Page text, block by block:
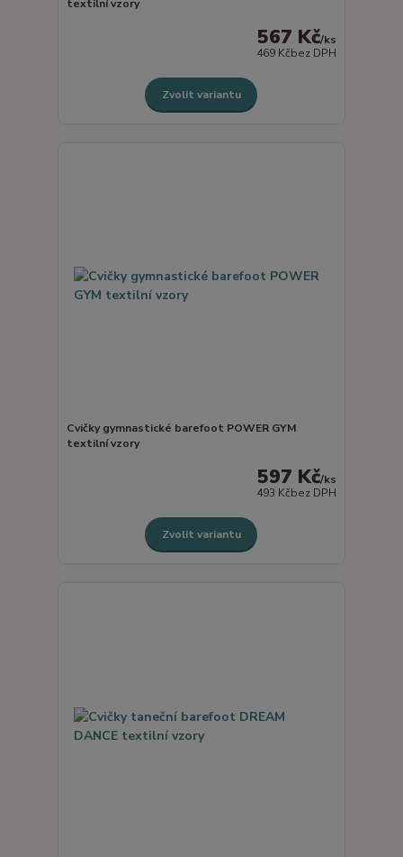
textilní vzory
567 Kč/ks
469 Kčbez DPH
Zvolit variantu
Cvičky gymnastické barefoot POWER GYM
textilní vzory
597 Kč/ks
493 Kčbez DPH
Zvolit variantu